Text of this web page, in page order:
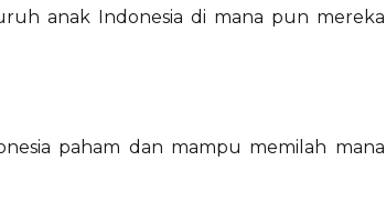
anak Indonesia di mana pun mereka
paham dan mampu memilah mana